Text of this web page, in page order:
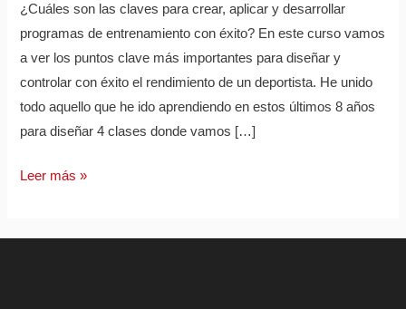
¿Cuáles son las claves para crear, aplicar y desarrollar
programas de entrenamiento con éxito? En este curso vamos
a ver los puntos clave más importantes para diseñar y
controlar con éxito el rendimiento de un deportista. He unido
todo aquello que he ido aprendiendo en estos últimos 8 años
para diseñar 4 clases donde vamos […]
resistencia
Leer más »